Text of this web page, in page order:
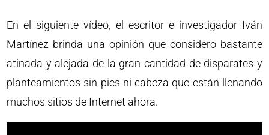
En el siguiente vídeo, el escritor e investigador Iván
Martínez brinda una opinión que considero bastante
atinada y alejada de la gran cantidad de disparates y
planteamientos sin pies ni cabeza que están llenando
muchos sitios de Internet ahora.